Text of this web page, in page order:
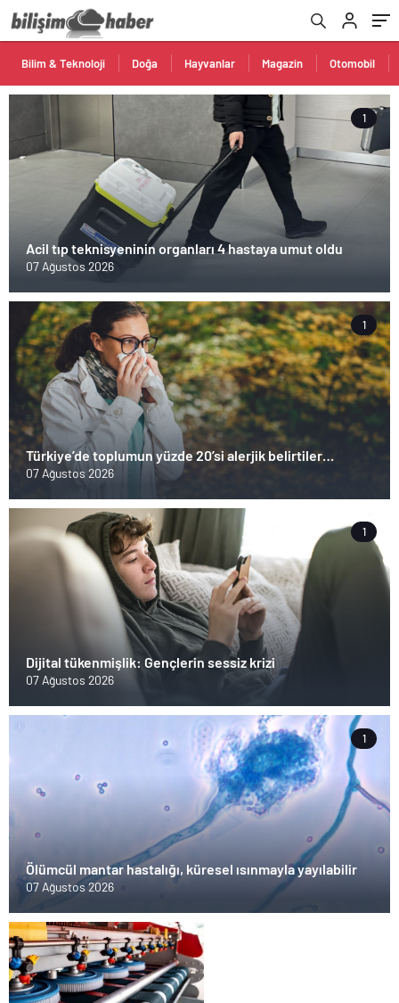
Bilim & Teknoloji Doğa Hayvanlar Magazin Otomobil
1
Acil tıp teknisyeninin organları 4 hastaya umut oldu
07 Ağustos 2026
1
Türkiye’de toplumun yüzde 20’si alerjik belirtiler
gösteriyor
07 Ağustos 2026
1
Dijital tükenmişlik: Gençlerin sessiz krizi
07 Ağustos 2026
1
Ölümcül mantar hastalığı, küresel ısınmayla yayılabilir
07 Ağustos 2026